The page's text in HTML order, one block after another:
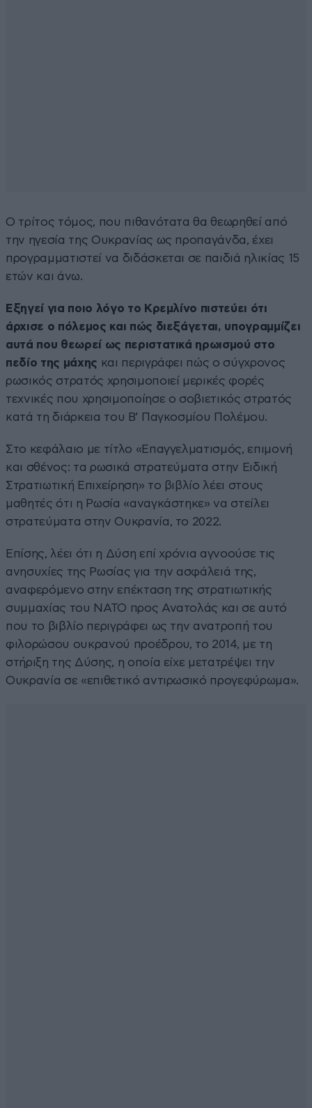
Ο τρίτος τόμος, που πιθανότατα θα θεωρηθεί από
την ηγεσία της Ουκρανίας ως προπαγάνδα, έχει
προγραμματιστεί να διδάσκεται σε παιδιά ηλικίας 15
ετών και άνω.
Εξηγεί για ποιο λόγο το Κρεμλίνο πιστεύει ότι
άρχισε ο πόλεμος και πώς διεξάγεται, υπογραμμίζει
αυτά που θεωρεί ως περιστατικά ηρωισμού στο
πεδίο της μάχης και περιγράφει πώς ο σύγχρονος
ρωσικός στρατός χρησιμοποιεί μερικές φορές
τεχνικές που χρησιμοποίησε ο σοβιετικός στρατός
κατά τη διάρκεια του Β’ Παγκοσμίου Πολέμου.
Στο κεφάλαιο με τίτλο «Επαγγελματισμός, επιμονή
και σθένος: τα ρωσικά στρατεύματα στην Ειδική
Στρατιωτική Επιχείρηση» το βιβλίο λέει στους
μαθητές ότι η Ρωσία «αναγκάστηκε» να στείλει
στρατεύματα στην Ουκρανία, το 2022.
Επίσης, λέει ότι η Δύση επί χρόνια αγνοούσε τις
ανησυχίες της Ρωσίας για την ασφάλειά της,
αναφερόμενο στην επέκταση της στρατιωτικής
συμμαχίας του ΝΑΤΟ προς Ανατολάς και σε αυτό
που το βιβλίο περιγράφει ως την ανατροπή του
φιλορώσου ουκρανού προέδρου, το 2014, με τη
στήριξη της Δύσης, η οποία είχε μετατρέψει την
Ουκρανία σε «επιθετικό αντιρωσικό προγεφύρωμα».